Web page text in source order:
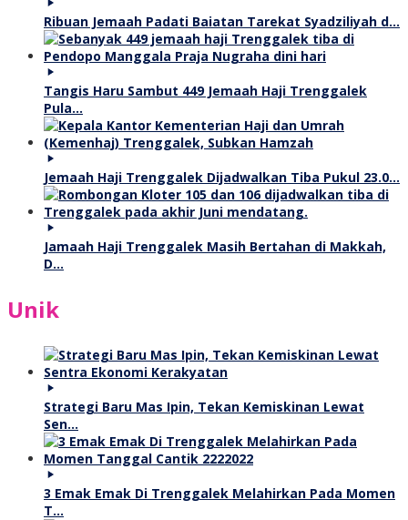
Ribuan Jemaah Padati Baiatan Tarekat Syadziliyah d…
Tangis Haru Sambut 449 Jemaah Haji Trenggalek
Pula…
Jemaah Haji Trenggalek Dijadwalkan Tiba Pukul 23.0…
Jamaah Haji Trenggalek Masih Bertahan di Makkah,
D…
Unik
Strategi Baru Mas Ipin, Tekan Kemiskinan Lewat
Sen…
3 Emak Emak Di Trenggalek Melahirkan Pada Momen
T…